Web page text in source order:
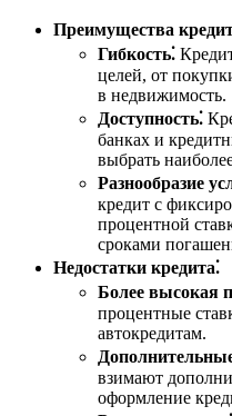
Преимущества
Гибкость⁚
целей, от
в недвижимость.
Доступность⁚
банках и
выбрать
Разнообразие
кредит с
процентной
сроками
Недостатки кредита⁚
Более высокая
процентные
автокредитам.
взимают
оформление